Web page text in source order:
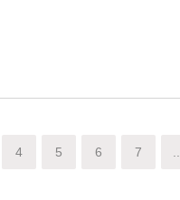
4 5 6 7